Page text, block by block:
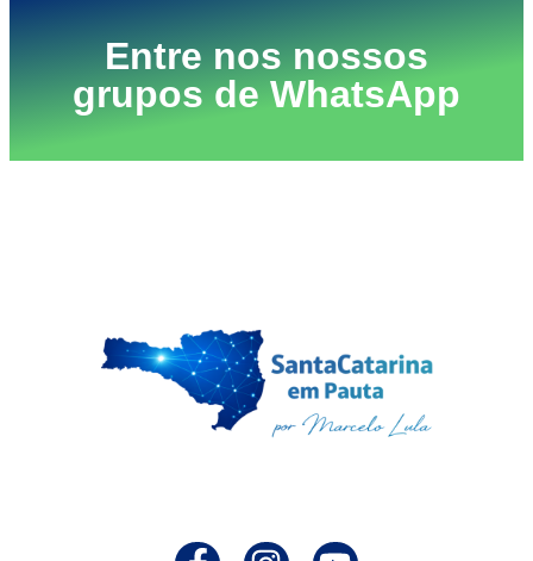
Entre nos nossos
grupos de WhatsApp